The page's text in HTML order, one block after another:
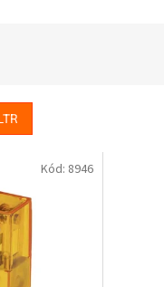
Kód: 8946